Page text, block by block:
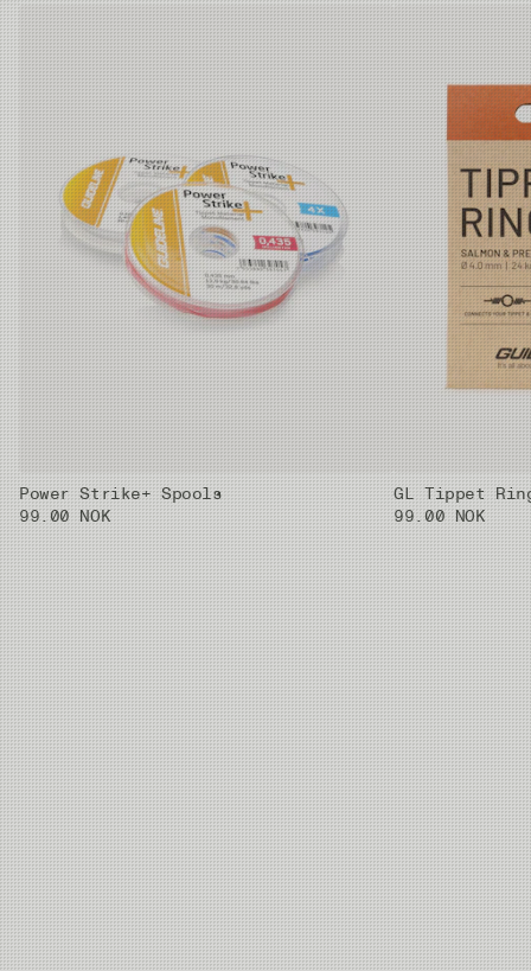
30m
0.205 mm 3.61kg 30m
0.235 mm 4.43kg 30m
30m
01X 0.33 mm 8.42kg 30m
02X 0.37 mm 10.2kg 30m
03X 0.405 mm 11.59kg 30m
04X 0.435 mm 13.9kg 30m
05X 0.47 mm 16.42kg 30m
06X 0.52 mm 20.38kg 20m
Power Strike+ Spools
99.00 NOK
GL Tippet
99.00 NOK